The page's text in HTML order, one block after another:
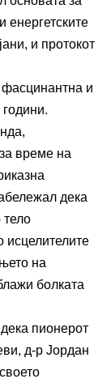
енергетските
и протокот
фасцинантна и
години.
време на
дека
тело
исцелителите
на
болката
пионерот
д-р Јордан